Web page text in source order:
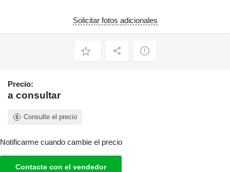
Solicitar fotos adicionales
Precio:
a consultar
Consulte el precio
Notificarme cuando cambie el precio
Contacte con el vendedor